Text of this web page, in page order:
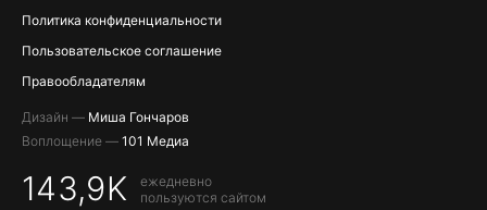
Политика конфиденциальности
Пользовательское соглашение
Правообладателям
Дизайн — Миша Гончаров
Воплощение — 101 Медиа
143,9K
ежедневно
пользуются сайтом